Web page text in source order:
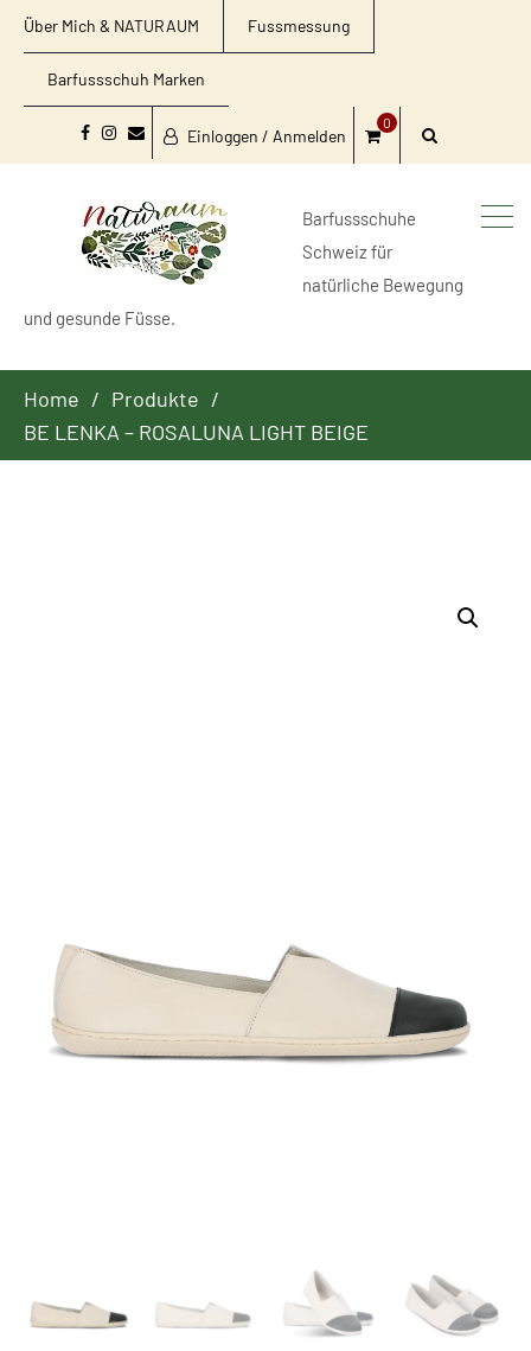
Über Mich & NATURAUM Fussmessung
Barfussschuh Marken
Facebook
Instagram
Email
Einloggen / Anmelden
0
Barfussschuhe
Schweiz für
natürliche Bewegung
und gesunde Füsse.
Home
Produkte
BE LENKA – ROSALUNA LIGHT BEIGE